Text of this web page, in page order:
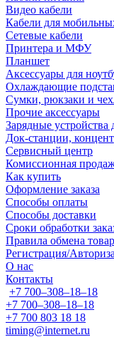
Видео кабели
Кабели для
Сетевые кабели
Принтера и МФУ
Планшет
Аксессуары для
Охлаждающие
Сумки, рюкзаки и
Прочие аксессуары
Зарядные устройства
Док-станции,
Сервисный центр
Комиссионная
Как купить
Оформление заказа
Способы оплаты
Способы доставки
Сроки обработки
Правила обмена
Регистрация/
О нас
Контакты
+7 700‒308‒18‒18
+7 700‒308‒18‒18
+7 700 803 18 18
timing@internet.ru